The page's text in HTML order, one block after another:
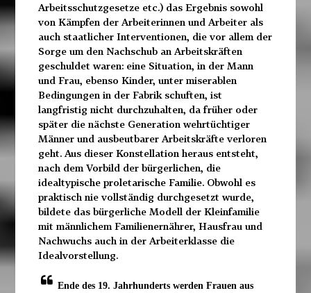
Arbeitsschutzgesetze etc.) das Ergebnis sowohl
von Kämpfen der Arbeiterinnen und Arbeiter als
auch staatlicher Interventionen, die vor allem der
Sorge um den Nachschub an Arbeitskräften
geschuldet waren: eine Situation, in der Mann
und Frau, ebenso Kinder, unter miserablen
Bedingungen in der Fabrik schuften, ist
langfristig nicht durchzuhalten, da früher oder
später die nächste Generation wehrtüchtiger
Männer und ausbeutbarer Arbeitskräfte verloren
geht. Aus dieser Konstellation heraus entsteht,
nach dem Vorbild der bürgerlichen, die
idealtypische proletarische Familie. Obwohl es
praktisch nie vollständig durchgesetzt wurde,
bildete das bürgerliche Modell der Kleinfamilie
mit männlichem Familienernährer, Hausfrau und
Nachwuchs auch in der Arbeiterklasse die
Idealvorstellung.
Ende des 19. Jahrhunderts werden Frauen aus